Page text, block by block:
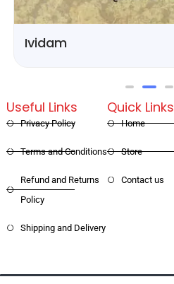
Rithubhethangal
Quick Links
Useful Links
Refund and Returns